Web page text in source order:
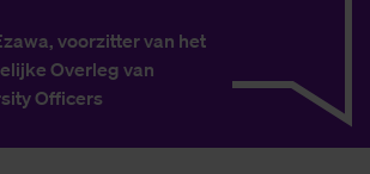
voorzitter van het
Overleg van
Officers